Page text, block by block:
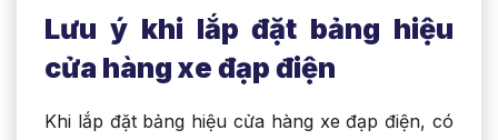
Lưu ý khi lắp đặt bảng hiệu
cửa hàng xe đạp điện
Khi lắp đặt bảng hiệu cửa hàng xe đạp điện, có